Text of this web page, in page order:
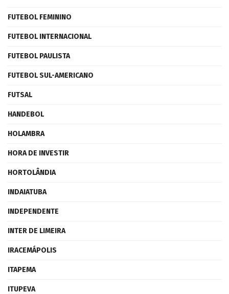
FUTEBOL FEMININO
FUTEBOL INTERNACIONAL
FUTEBOL PAULISTA
FUTEBOL SUL-AMERICANO
FUTSAL
HANDEBOL
HOLAMBRA
HORA DE INVESTIR
HORTOLÂNDIA
INDAIATUBA
INDEPENDENTE
INTER DE LIMEIRA
IRACEMÁPOLIS
ITAPEMA
ITUPEVA